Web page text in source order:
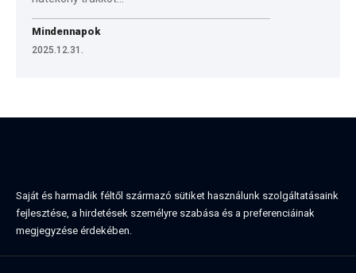
Mindennapok
2025.12.31.
Saját és harmadik féltől származó sütiket használunk szolgáltatásaink
fejlesztése, a hirdetések személyre szabása és a preferenciáinak
megjegyzése érdekében.